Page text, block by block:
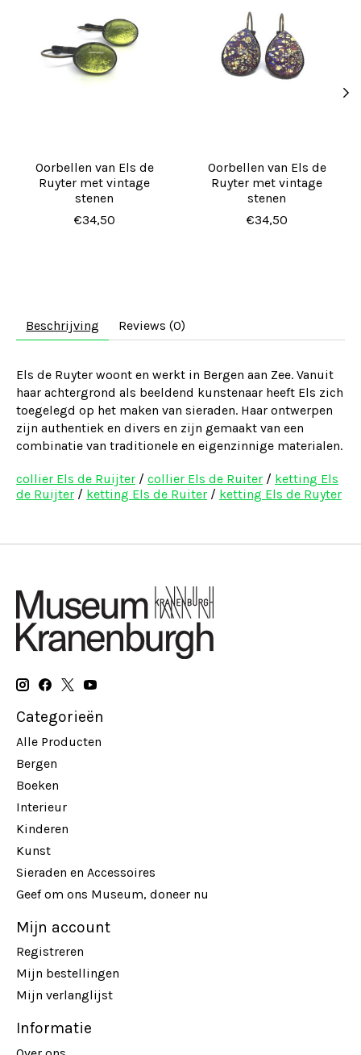
Beschrijving Reviews (0)
Els de Ruyter woont en werkt in Bergen aan Zee. Vanuit
haar achtergrond als beeldend kunstenaar heeft Els zich
toegelegd op het maken van sieraden. Haar ontwerpen
zijn authentiek en divers en zijn gemaakt van een
combinatie van traditionele en eigenzinnige materialen.
collier Els de Ruijter / collier Els de Ruiter / ketting Els
de Ruijter / ketting Els de Ruiter / ketting Els de Ruyter
Oorbellen van Els de
Ruyter met vintage
stenen
€34,50
Oorbellen van Els de
Ruyter met vintage
stenen
€34,50
Categorieën
Alle Producten
Bergen
Boeken
Interieur
Kinderen
Kunst
Sieraden en Accessoires
Geef om ons Museum, doneer nu
Mijn account
Registreren
Mijn bestellingen
Mijn verlanglijst
Informatie